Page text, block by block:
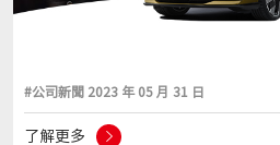
#公司新聞 2023 年 05 月 31 日
了解更多